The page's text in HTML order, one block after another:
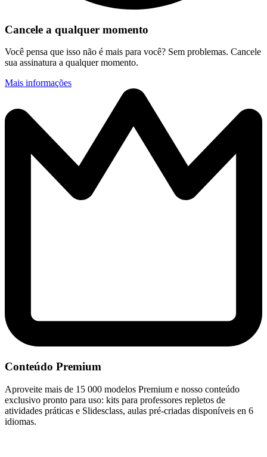
Cancele a qualquer momento
Você pensa que isso não é mais para você? Sem problemas. Cancele
sua assinatura a qualquer momento.
Mais informações
Conteúdo Premium
Aproveite mais de 15 000 modelos Premium e nosso conteúdo
exclusivo pronto para uso: kits para professores repletos de
atividades práticas e Slidesclass, aulas pré-criadas disponíveis en 6
idiomas.